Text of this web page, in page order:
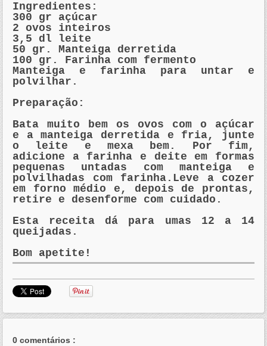
Ingredientes:
300 gr açúcar
2 ovos inteiros
3,5 dl leite
50 gr. Manteiga derretida
100 gr. Farinha com fermento
Manteiga e farinha para untar e
polvilhar.
Preparação:
Bata muito bem os ovos com o açúcar
e a manteiga derretida e fria, junte
o leite e mexa bem. Por fim,
adicione a farinha e deite em formas
pequenas untadas com manteiga e
polvilhadas com farinha.Leve a cozer
em forno médio e, depois de prontas,
retire e desenforme com cuidado.
Esta receita dá para umas 12 a 14
queijadas.
Bom apetite!
0 comentários :